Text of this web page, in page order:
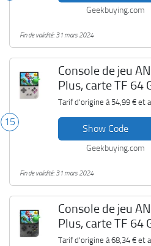
Geekbuying.com
Fin de validité: 31 mars 2024
15
Console de jeu
Plus, carte TF 64
jeux
Tarif d'origine à 54,99 €et
Show Code
Geekbuying.com
Fin de validité: 31 mars 2024
Console de jeu
Plus, carte TF 64
de 10 000 jeux
Tarif d'origine à68,34 €et